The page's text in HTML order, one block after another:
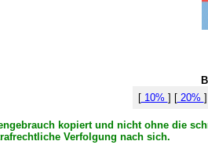
[10% ] [20%
kopiert und nicht ohne die
Verfolgung nach sich.